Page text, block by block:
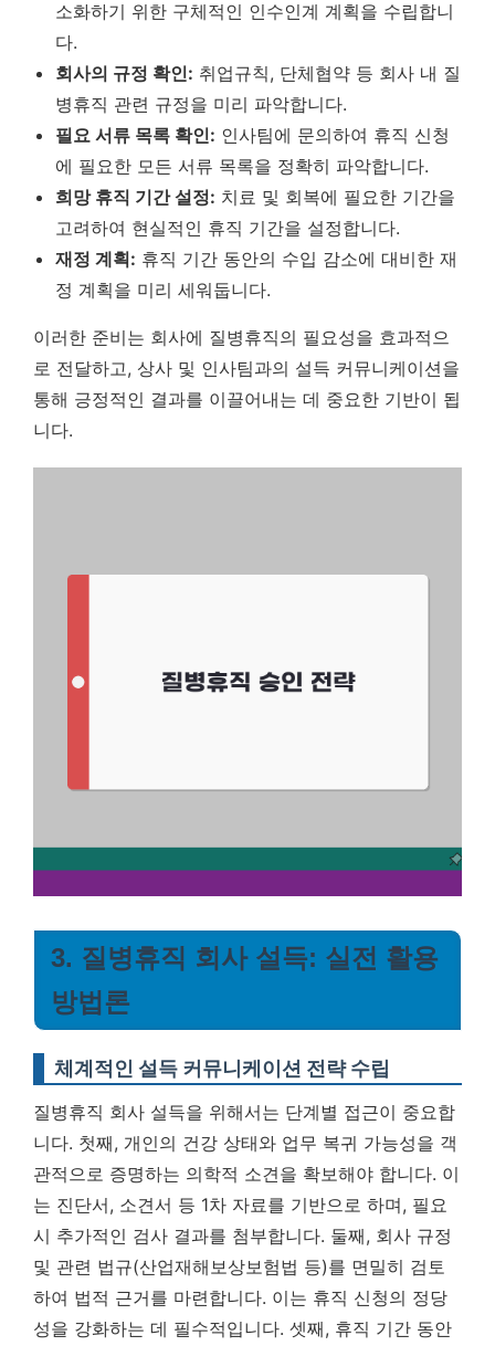
소화하기 위한 구체적인 인수인계 계획을 수립합니
다.
회사의 규정 확인: 취업규칙, 단체협약 등 회사 내 질
병휴직 관련 규정을 미리 파악합니다.
필요 서류 목록 확인: 인사팀에 문의하여 휴직 신청
에 필요한 모든 서류 목록을 정확히 파악합니다.
희망 휴직 기간 설정: 치료 및 회복에 필요한 기간을
고려하여 현실적인 휴직 기간을 설정합니다.
재정 계획: 휴직 기간 동안의 수입 감소에 대비한 재
정 계획을 미리 세워둡니다.
이러한 준비는 회사에 질병휴직의 필요성을 효과적으
로 전달하고, 상사 및 인사팀과의 설득 커뮤니케이션을
통해 긍정적인 결과를 이끌어내는 데 중요한 기반이 됩
니다.
3. 질병휴직 회사 설득: 실전 활용
방법론
체계적인 설득 커뮤니케이션 전략 수립
질병휴직 회사 설득을 위해서는 단계별 접근이 중요합
니다. 첫째, 개인의 건강 상태와 업무 복귀 가능성을 객
관적으로 증명하는 의학적 소견을 확보해야 합니다. 이
는 진단서, 소견서 등 1차 자료를 기반으로 하며, 필요
시 추가적인 검사 결과를 첨부합니다. 둘째, 회사 규정
및 관련 법규(산업재해보상보험법 등)를 면밀히 검토
하여 법적 근거를 마련합니다. 이는 휴직 신청의 정당
성을 강화하는 데 필수적입니다. 셋째, 휴직 기간 동안